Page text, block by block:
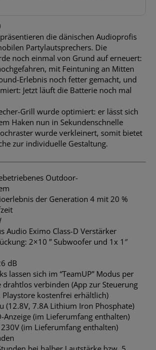
die dänischen Audioprofis
Partylautsprechers. Die
noch einmal von Grund auf erneuert:
mit Feintuning an Mitten
Erlebnis noch fetter gemacht, und
Jetzt läuft die Batterie noch mal
Grill wurde optimiert: er lässt sich
Haken nun in Sekundenschnelle
wurde verkleinert, somit bietet
zur individuelle Gestaltung.
Outdoor-
der Generation 4 mit 20 %
Audio Eximo Class-D Verstärker
2×10 ” Subwoofer und 1x 1″
dB
lassen sich im “TeamUP” Modus per
drahtlos verbinden (App zur Steuerung
Playstore kostenfrei erhältlich)
(12.8V, 7.8A Lithium Iron Phosphate)
Anzeige (im Lieferumfang enthalten)
(im Lieferumfang enthalten)